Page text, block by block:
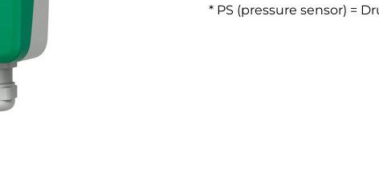
* PS (pressure sensor) =